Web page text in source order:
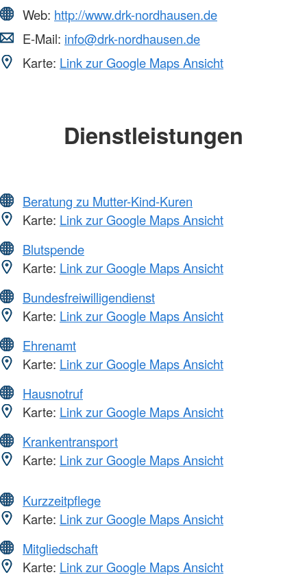
Web: http://www.drk-nordhausen.de
E-Mail: info@drk-nordhausen.de
Karte: Link zur Google Maps Ansicht
Dienstleistungen
Beratung zu Mutter-Kind-Kuren
Karte: Link zur Google Maps Ansicht
Blutspende
Karte: Link zur Google Maps Ansicht
Bundesfreiwilligendienst
Karte: Link zur Google Maps Ansicht
Ehrenamt
Karte: Link zur Google Maps Ansicht
Hausnotruf
Karte: Link zur Google Maps Ansicht
Krankentransport
Karte: Link zur Google Maps Ansicht
Kurzzeitpflege
Karte: Link zur Google Maps Ansicht
Mitgliedschaft
Karte: Link zur Google Maps Ansicht